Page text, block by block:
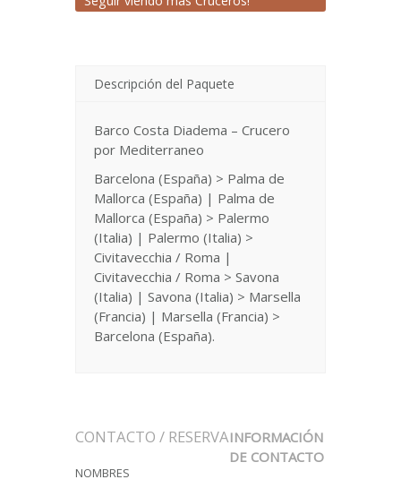
Descripción del Paquete
Barco Costa Diadema – Crucero
por Mediterraneo
Barcelona (España) > Palma de
Mallorca (España) | Palma de
Mallorca (España) > Palermo
(Italia) | Palermo (Italia) >
Civitavecchia / Roma |
Civitavecchia / Roma > Savona
(Italia) | Savona (Italia) > Marsella
(Francia) | Marsella (Francia) >
Barcelona (España).
CONTACTO / RESERVAINFORMACIÓN
DE CONTACTO
NOMBRES